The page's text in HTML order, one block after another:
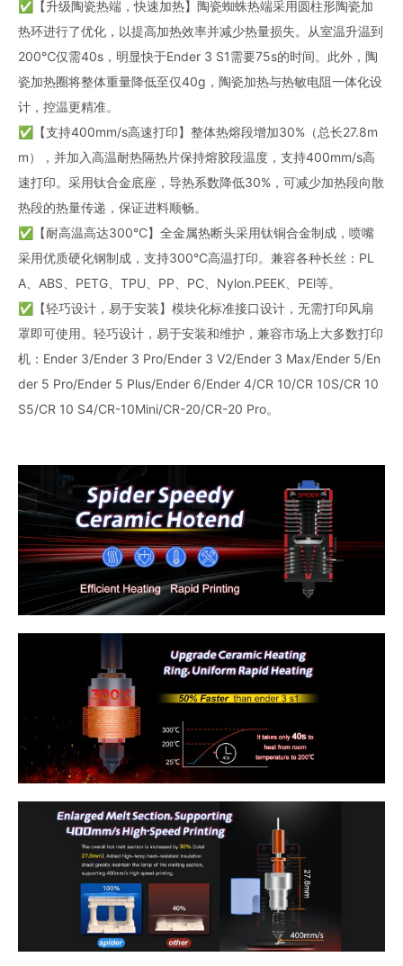
✅【升级陶瓷热端，快速加热】陶瓷蜘蛛热端采用圆柱形陶瓷加
热环进行了优化，以提高加热效率并减少热量损失。从室温升温到
200℃仅需40s，明显快于Ender 3 S1需要75s的时间。此外，陶
瓷加热圈将整体重量降低至仅40g，陶瓷加热与热敏电阻一体化设
计，控温更精准。
✅【支持400mm/s高速打印】整体热熔段增加30%（总长27.8m
m），并加入高温耐热隔热片保持熔胶段温度，支持400mm/s高
速打印。采用钛合金底座，导热系数降低30%，可减少加热段向散
热段的热量传递，保证进料顺畅。
✅【耐高温高达300°C】全金属热断头采用钛铜合金制成，喷嘴
采用优质硬化钢制成，支持300°C高温打印。兼容各种长丝：PL
A、ABS、PETG、TPU、PP、PC、Nylon.PEEK、PEl等。
✅【轻巧设计，易于安装】模块化标准接口设计，无需打印风扇
罩即可使用。轻巧设计，易于安装和维护，兼容市场上大多数打印
机：Ender 3/Ender 3 Pro/Ender 3 V2/Ender 3 Max/Ender 5/En
der 5 Pro/Ender 5 Plus/Ender 6/Ender 4/CR 10/CR 10S/CR 10
S5/CR 10 S4/CR-10Mini/CR-20/CR-20 Pro。